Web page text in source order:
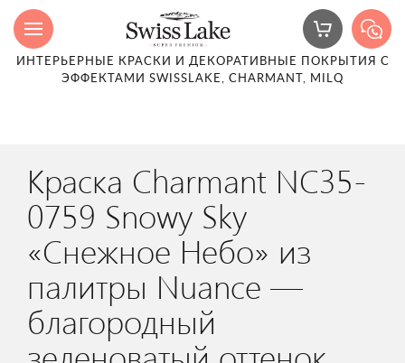
ИНТЕРЬЕРНЫЕ КРАСКИ И ДЕКОРАТИВНЫЕ ПОКРЫТИЯ С
ЭФФЕКТАМИ SWISSLAKE, CHARMANT, MILQ
Краска Charmant NC35-
0759 Snowy Sky
«Снежное Небо» из
палитры Nuance —
благородный